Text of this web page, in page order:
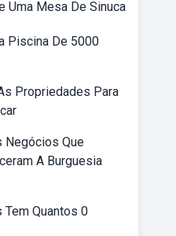
Uma Mesa De Sinuca
Piscina De 5000
Propriedades Para
Negócios Que
A Burguesia
Tem Quantos 0